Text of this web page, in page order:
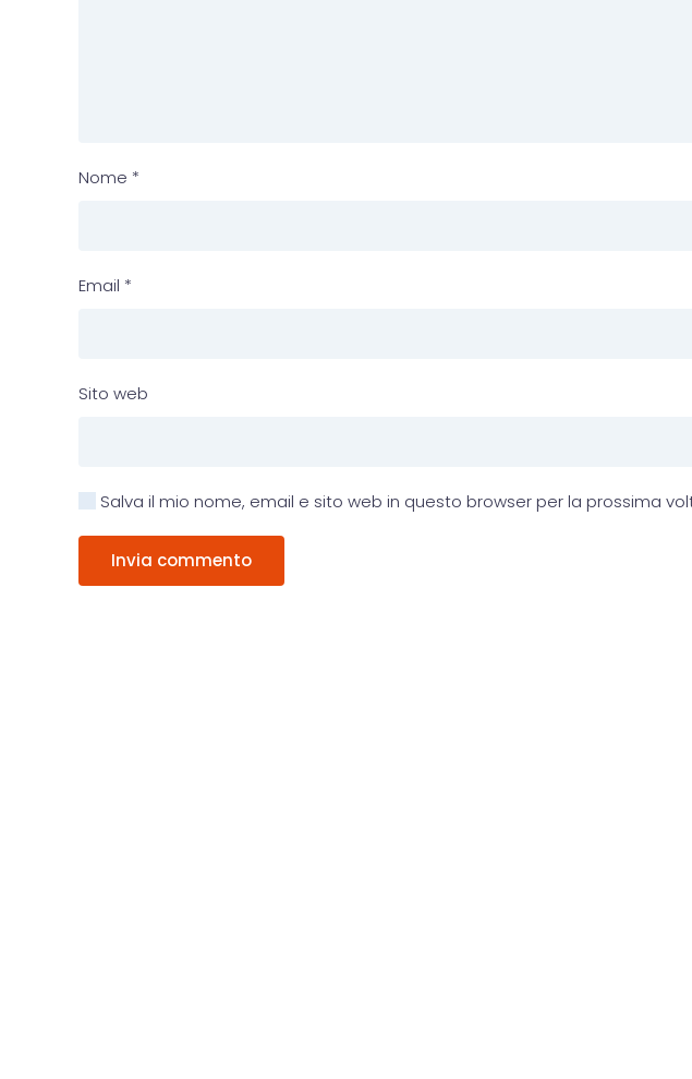
Nome *
Email *
Sito web
Salva il mio nome, email e sito web in questo browser per la prossima
Invia commento